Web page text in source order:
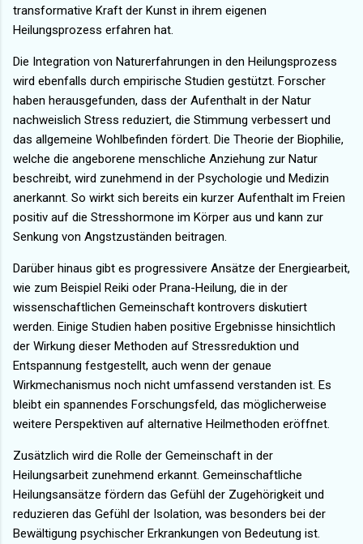
transformative Kraft der Kunst in ihrem eigenen
Heilungsprozess erfahren hat.
Die Integration von Naturerfahrungen in den Heilungsprozess
wird ebenfalls durch empirische Studien gestützt. Forscher
haben herausgefunden, dass der Aufenthalt in der Natur
nachweislich Stress reduziert, die Stimmung verbessert und
das allgemeine Wohlbefinden fördert. Die Theorie der Biophilie,
welche die angeborene menschliche Anziehung zur Natur
beschreibt, wird zunehmend in der Psychologie und Medizin
anerkannt. So wirkt sich bereits ein kurzer Aufenthalt im Freien
positiv auf die Stresshormone im Körper aus und kann zur
Senkung von Angstzuständen beitragen.
Darüber hinaus gibt es progressivere Ansätze der Energiearbeit,
wie zum Beispiel Reiki oder Prana-Heilung, die in der
wissenschaftlichen Gemeinschaft kontrovers diskutiert
werden. Einige Studien haben positive Ergebnisse hinsichtlich
der Wirkung dieser Methoden auf Stressreduktion und
Entspannung festgestellt, auch wenn der genaue
Wirkmechanismus noch nicht umfassend verstanden ist. Es
bleibt ein spannendes Forschungsfeld, das möglicherweise
weitere Perspektiven auf alternative Heilmethoden eröffnet.
Zusätzlich wird die Rolle der Gemeinschaft in der
Heilungsarbeit zunehmend erkannt. Gemeinschaftliche
Heilungsansätze fördern das Gefühl der Zugehörigkeit und
reduzieren das Gefühl der Isolation, was besonders bei der
Bewältigung psychischer Erkrankungen von Bedeutung ist.